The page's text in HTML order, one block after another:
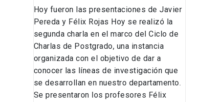
Hoy fueron las presentaciones de Javier
Pereda y Félix Rojas Hoy se realizó la
segunda charla en el marco del Ciclo de
Charlas de Postgrado, una instancia
organizada con el objetivo de dar a
conocer las líneas de investigación que
se desarrollan en nuestro departamento.
Se presentaron los profesores Félix